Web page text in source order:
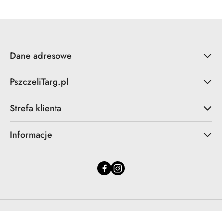
Dane adresowe
PszczeliTarg.pl
Strefa klienta
Informacje